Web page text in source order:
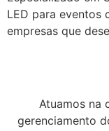
LED para eventos
empresas que
Atuamos na
gerenciamento